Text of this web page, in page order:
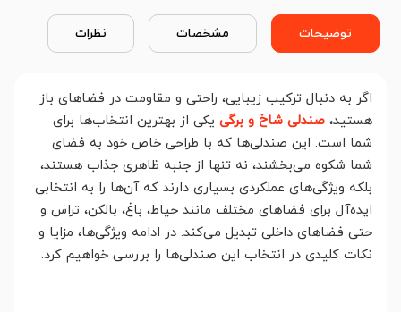
توضیحات مشخصات نظرات
اگر به دنبال ترکیب زیبایی، راحتی و مقاومت در فضاهای باز
هستید، صندلی شاخ و برگی یکی از بهترین انتخاب‌ها برای
شما است. این صندلی‌ها که با طراحی خاص خود به فضای
شما شکوه می‌بخشند، نه تنها از جنبه ظاهری جذاب هستند،
بلکه ویژگی‌های عملکردی بسیاری دارند که آن‌ها را به انتخابی
ایده‌آل برای فضاهای مختلف مانند حیاط، باغ، بالکن، تراس و
حتی فضاهای داخلی تبدیل می‌کند. در ادامه ویژگی‌ها، مزایا و
نکات کلیدی در انتخاب این صندلی‌ها را بررسی خواهیم کرد.